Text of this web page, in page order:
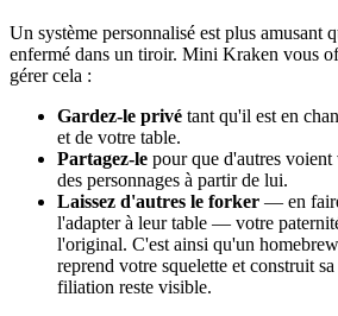
Un système personnalisé est plus amusant
enfermé dans un tiroir. Mini Kraken vous
gérer cela :
Gardez-le privé tant qu'il est en
et de votre table.
Partagez-le pour que d'autres voient
des personnages à partir de lui.
Laissez d'autres le forker — en
l'adapter à leur table — votre
l'original. C'est ainsi qu'un
reprend votre squelette et construit
filiation reste visible.